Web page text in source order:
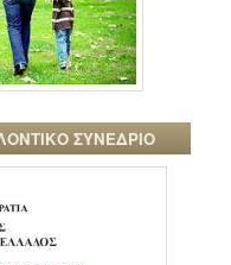
ΣΥΝΕΔΡΙΟ